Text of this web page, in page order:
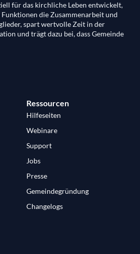
für das kirchliche Leben entwickelt,
die Zusammenarbeit und
spart wertvolle Zeit in der
und trägt dazu bei, dass Gemeinde
Ressourcen
Hilfeseiten
Webinare
Support
Jobs
Presse
Gemeindegründung
Changelogs